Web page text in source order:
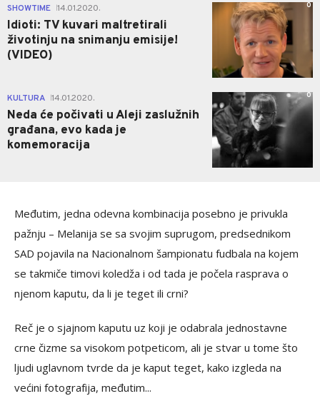
SHOWTIME 14.01.2020.
Idioti: TV kuvari maltretirali
životinju na snimanju emisije!
(VIDEO)
0
KULTURA 14.01.2020.
Neda će počivati u Aleji zaslužnih
građana, evo kada je
komemoracija
0
Međutim, jedna odevna kombinacija posebno je privukla
pažnju – Melanija se sa svojim suprugom, predsednikom
SAD pojavila na Nacionalnom šampionatu fudbala na kojem
se takmiče timovi koledža i od tada je počela rasprava o
njenom kaputu, da li je teget ili crni?
Reč je o sjajnom kaputu uz koji je odabrala jednostavne
crne čizme sa visokom potpeticom, ali je stvar u tome što
ljudi uglavnom tvrde da je kaput teget, kako izgleda na
većini fotografija, međutim...